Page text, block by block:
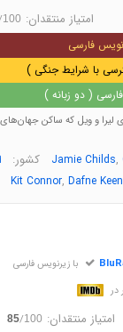
امتیاز منتقدان: 100
فارسی
با شرایط جنگی )
( دو زبانه )
و ویل که ساکن جهان‌های
Jamie Childs, کشور:
Kit Connor, Dafne Keen
با زیرنویس فارسی
امتیاز منتقدان: 85/100